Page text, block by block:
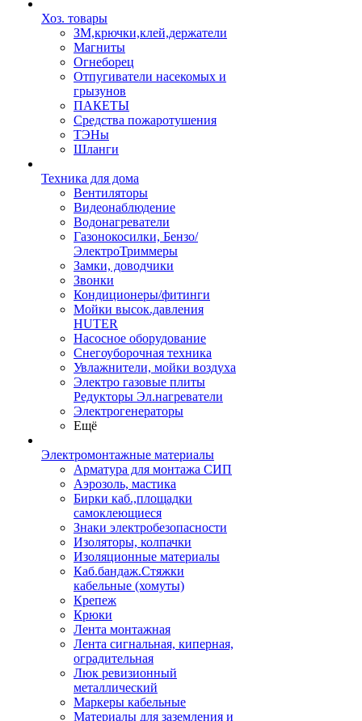
Хоз. товары
ЗМ,крючки,клей,держатели
Магниты
Огнеборец
Отпугиватели насекомых и
грызунов
ПАКЕТЫ
Средства пожаротушения
ТЭНы
Шланги
Техника для дома
Вентиляторы
Видеонаблюдение
Водонагреватели
Газонокосилки, Бензо/
ЭлектроТриммеры
Замки, доводчики
Звонки
Кондиционеры/фитинги
Мойки высок.давления
HUTER
Насосное оборудование
Снегоуборочная техника
Увлажнители, мойки воздуха
Электро газовые плиты
Редукторы Эл.нагреватели
Электрогенераторы
Ещё
Электромонтажные материалы
Арматура для монтажа СИП
Аэрозоль, мастика
Бирки каб.,площадки
самоклеющиеся
Знаки электробезопасности
Изоляторы, колпачки
Изоляционные материалы
Каб.бандаж.Стяжки
кабельные (хомуты)
Крепеж
Крюки
Лента монтажная
Лента сигнальная, киперная,
оградительная
Люк ревизионный
металлический
Маркеры кабельные
Материалы для заземления и